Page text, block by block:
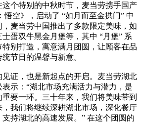
个特别的中秋时节，麦当劳携手国产
空》，启动了 “如月而至金拱门” 中
麦当劳中国推出了多款限定美味，如
蛋双牛黑金月堡等，其中 “月堡” 系
别打造，寓意满月团圆，让顾客在品
节日的温馨与新意。
证，也是新起点的开启。麦当劳湖北
示：“湖北市场充满活力与潜力，是
要一环。三十年来，我们将美味带到
我们将继续深耕湖北市场，深化餐厅
持湖北的高速发展。” 在这个团圆的